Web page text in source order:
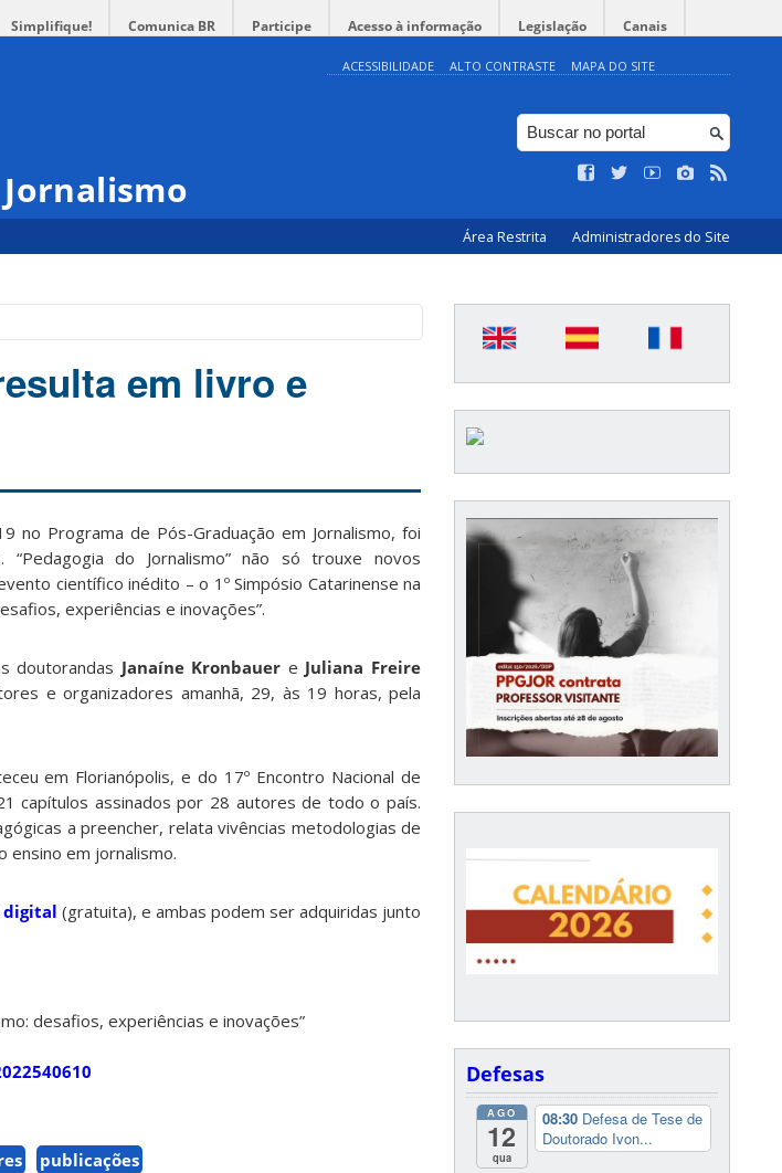
Simplifique! Comunica BR Participe Acesso à informação Legislação Canais
ACESSIBILIDADE ALTO CONTRASTE MAPA DO SITE
Área Restrita Administradores do Site
em livro e
no Programa de Pós-Graduação em Jornalismo, foi
do Jornalismo” não só trouxe novos
científico inédito – o 1º Simpósio Catarinense na
experiências e inovações”.
doutorandas Janaíne Kronbauer e Juliana Freire
e organizadores amanhã, 29, às 19 horas, pela
em Florianópolis, e do 17º Encontro Nacional de
capítulos assinados por 28 autores de todo o país.
a preencher, relata vivências metodologias de
ensino em jornalismo.
digital (gratuita), e ambas podem ser adquiridas junto
desafios, experiências e inovações”
publicações
Defesas
AGO
12
qua
08:30 Defesa de Tese de
Doutorado Ivon...